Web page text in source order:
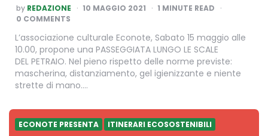
POSTED
BY
by REDAZIONE 10 MAGGIO 2021 1 MINUTE READ
0 COMMENTS
L’associazione culturale Econote, Sabato 15 maggio alle
10.00, propone una PASSEGGIATA LUNGO LE SCALE
DEL PETRAIO. Nel pieno rispetto delle norme previste:
mascherina, distanziamento, gel igienizzante e niente
strette di mano….
ECONOTE PRESENTA ITINERARI ECOSOSTENIBILI